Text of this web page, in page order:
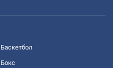
Баскетбол
Бокс